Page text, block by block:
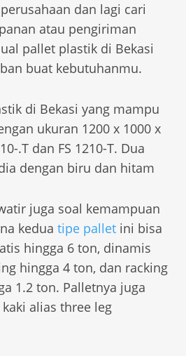
dan lagi cari
atau pengiriman
pallet plastik di Bekasi
buat kebutuhanmu.
di Bekasi yang mampu
ukuran 1200 x 1000 x
.T dan FS 1210-T. Dua
dengan biru dan hitam
juga soal kemampuan
keduatipe pallet ini bisa
hingga 6 ton, dinamis
hingga 4 ton, dan racking
1.2 ton. Palletnya juga
alias three leg